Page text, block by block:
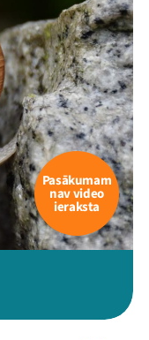
Pasākumam
nav video
ieraksta